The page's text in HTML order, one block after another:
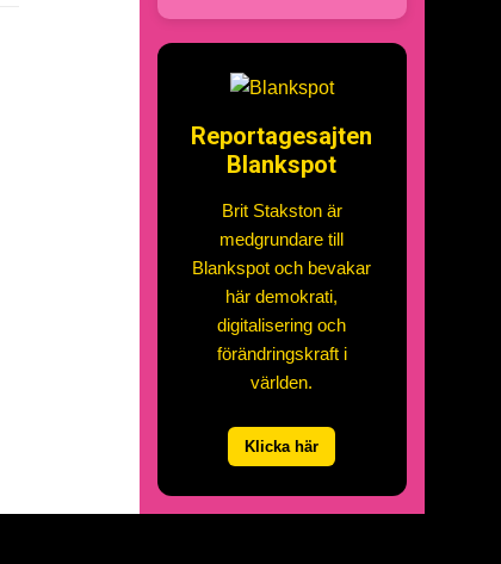
Reportagesajten
Blankspot
Brit Stakston är
medgrundare till
Blankspot och bevakar
här demokrati,
digitalisering och
förändringskraft i
världen.
Klicka här